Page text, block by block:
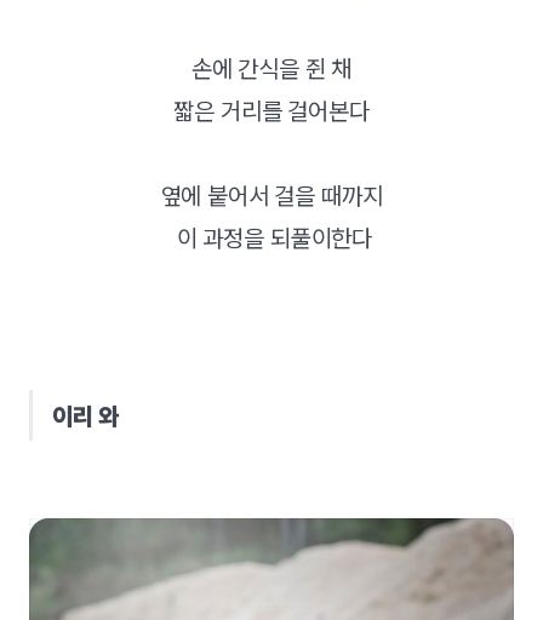
손에 간식을 쥔 채
짧은 거리를 걸어본다
옆에 붙어서 걸을 때까지
이 과정을 되풀이한다
이리 와